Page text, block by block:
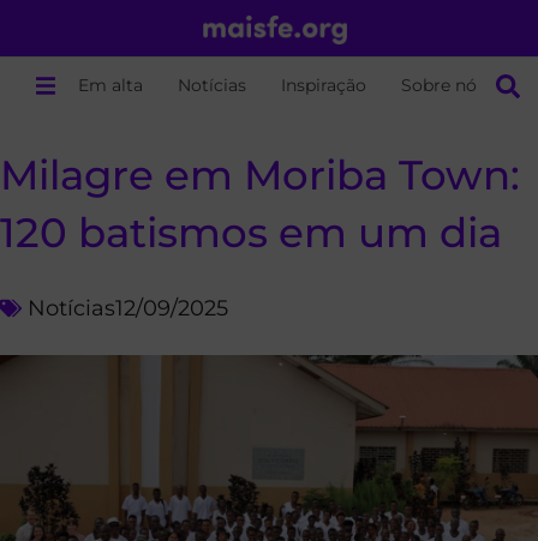
Em alta Notícias Inspiração Sobre nós
Milagre em Moriba Town:
120 batismos em um dia
Notícias12/09/2025